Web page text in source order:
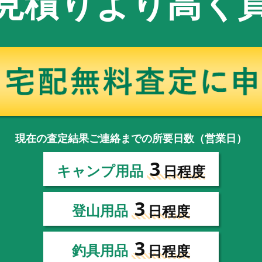
現在の査定結果ご連絡までの所要日数（営業日）
キャンプ用品 3日程度
登山用品 3日程度
釣具用品 3日程度